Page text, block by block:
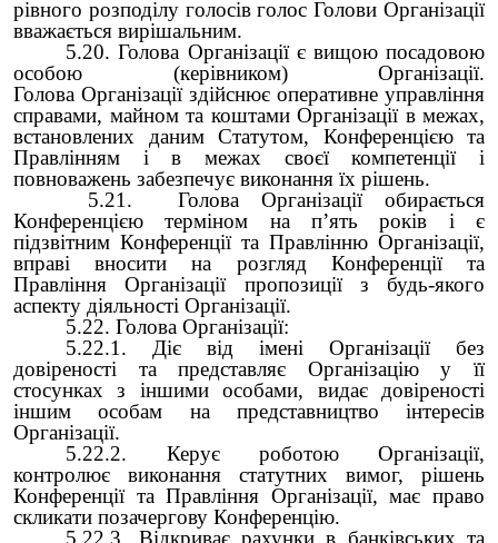
рівного розподілу голосів голос Голови Організації
вважається вирішальним.
5.20. Голова Організації є вищою посадовою
особою (керівником) Організації.
Голова Організації здійснює оперативне управління
справами, майном та коштами Організації в межах,
встановлених даним Статутом, Конференцією та
Правлінням і в межах своєї компетенції і
повноважень забезпечує виконання їх рішень.
5.21. Голова Організації обирається
Конференцією терміном на п’ять років і є
підзвітним Конференції та Правлінню Організації,
вправі вносити на розгляд Конференції та
Правління Організації пропозиції з будь-якого
аспекту діяльності Організації.
5.22. Голова Організації:
5.22.1. Діє від імені Організації без
довіреності та представляє Організацію у її
стосунках з іншими особами, видає довіреності
іншим особам на представництво інтересів
Організації.
5.22.2. Керує роботою Організації,
контролює виконання статутних вимог, рішень
Конференції та Правління Організації, має право
скликати позачергову Конференцію.